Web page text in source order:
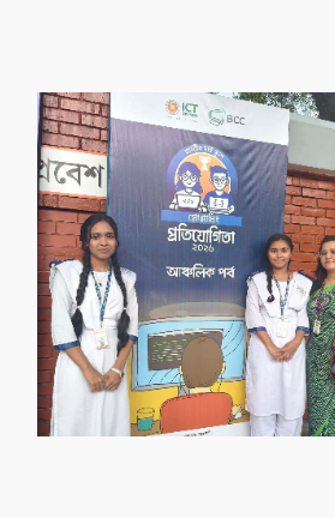
‌গৌর‌বের অর্জন
‌গৌর‌বের অর্জন